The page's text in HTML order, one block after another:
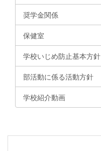
奨学金関係
保健室
学校いじめ防止基本方針
部活動に係る活動方針
学校紹介動画